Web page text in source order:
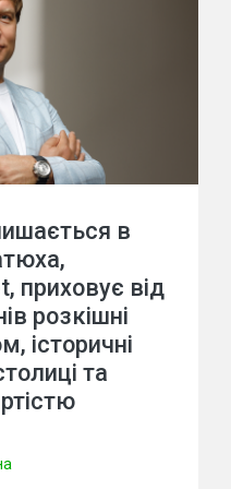
в
приховує від
розкішні
історичні
та